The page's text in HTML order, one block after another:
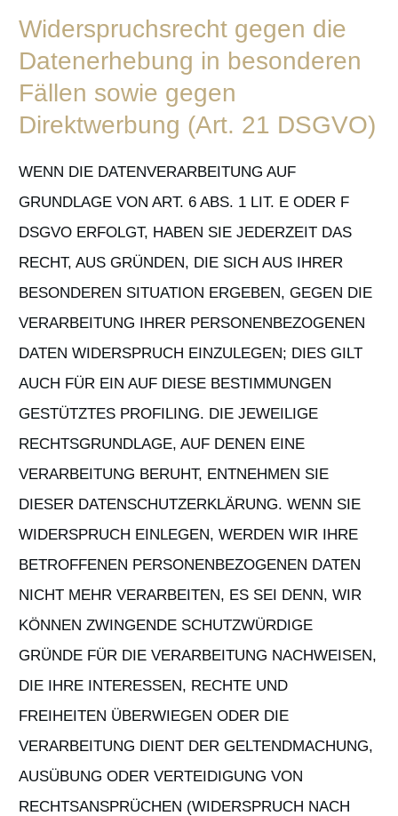
Widerspruchsrecht gegen die
Datenerhebung in besonderen
Fällen sowie gegen
Direktwerbung (Art. 21 DSGVO)
WENN DIE DATENVERARBEITUNG AUF
GRUNDLAGE VON ART. 6 ABS. 1 LIT. E ODER F
DSGVO ERFOLGT, HABEN SIE JEDERZEIT DAS
RECHT, AUS GRÜNDEN, DIE SICH AUS IHRER
BESONDEREN SITUATION ERGEBEN, GEGEN DIE
VERARBEITUNG IHRER PERSONENBEZOGENEN
DATEN WIDERSPRUCH EINZULEGEN; DIES GILT
AUCH FÜR EIN AUF DIESE BESTIMMUNGEN
GESTÜTZTES PROFILING. DIE JEWEILIGE
RECHTSGRUNDLAGE, AUF DENEN EINE
VERARBEITUNG BERUHT, ENTNEHMEN SIE
DIESER DATENSCHUTZERKLÄRUNG. WENN SIE
WIDERSPRUCH EINLEGEN, WERDEN WIR IHRE
BETROFFENEN PERSONENBEZOGENEN DATEN
NICHT MEHR VERARBEITEN, ES SEI DENN, WIR
KÖNNEN ZWINGENDE SCHUTZWÜRDIGE
GRÜNDE FÜR DIE VERARBEITUNG NACHWEISEN,
DIE IHRE INTERESSEN, RECHTE UND
FREIHEITEN ÜBERWIEGEN ODER DIE
VERARBEITUNG DIENT DER GELTENDMACHUNG,
AUSÜBUNG ODER VERTEIDIGUNG VON
RECHTSANSPRÜCHEN (WIDERSPRUCH NACH